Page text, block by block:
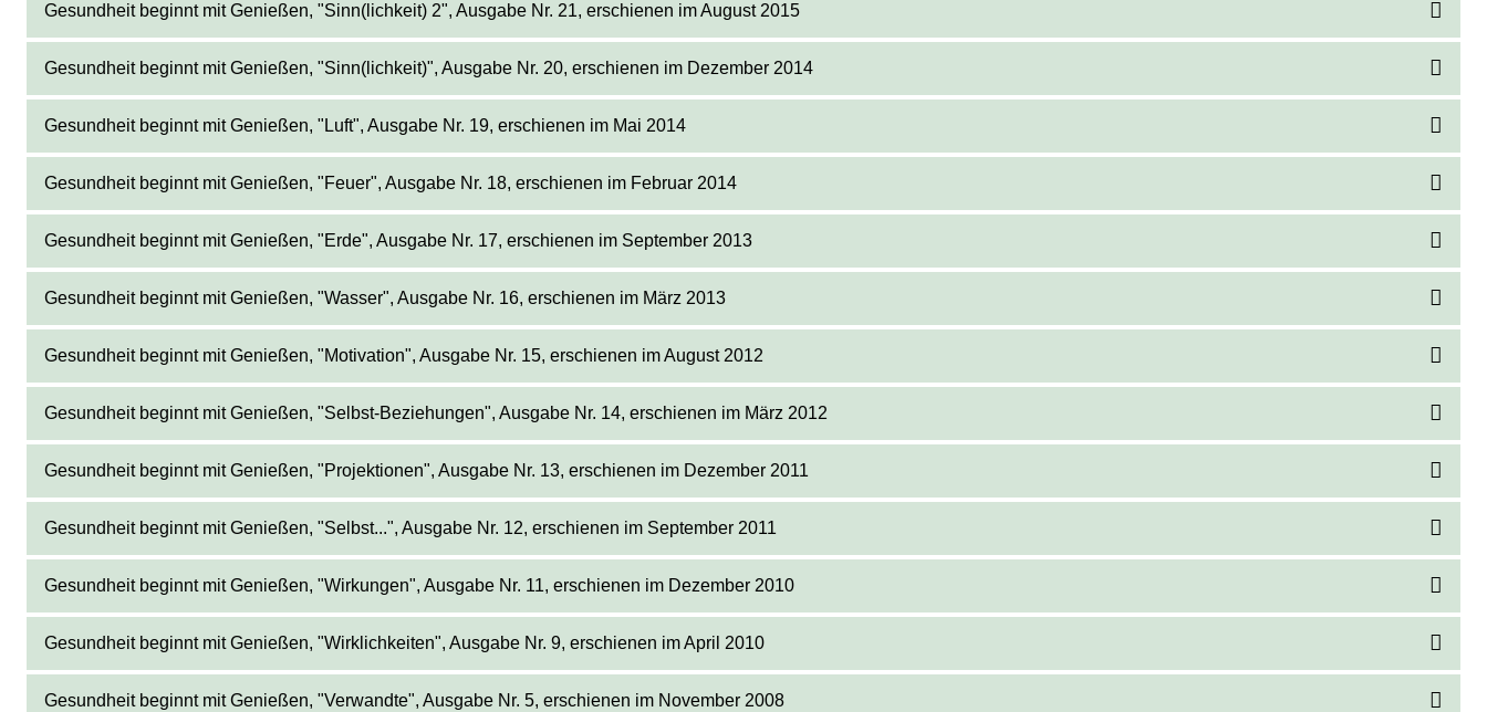
Gesundheit beginnt mit Genießen, "Sinn(lichkeit) 2", Ausgabe Nr. 21, erschienen im August 2015
Gesundheit beginnt mit Genießen, "Sinn(lichkeit)", Ausgabe Nr. 20, erschienen im Dezember 2014
Gesundheit beginnt mit Genießen, "Luft", Ausgabe Nr. 19, erschienen im Mai 2014
Gesundheit beginnt mit Genießen, "Feuer", Ausgabe Nr. 18, erschienen im Februar 2014
Gesundheit beginnt mit Genießen, "Erde", Ausgabe Nr. 17, erschienen im September 2013
Gesundheit beginnt mit Genießen, "Wasser", Ausgabe Nr. 16, erschienen im März 2013
Gesundheit beginnt mit Genießen, "Motivation", Ausgabe Nr. 15, erschienen im August 2012
Gesundheit beginnt mit Genießen, "Selbst-Beziehungen", Ausgabe Nr. 14, erschienen im März 2012
Gesundheit beginnt mit Genießen, "Projektionen", Ausgabe Nr. 13, erschienen im Dezember 2011
Gesundheit beginnt mit Genießen, "Selbst...", Ausgabe Nr. 12, erschienen im September 2011
Gesundheit beginnt mit Genießen, "Wirkungen", Ausgabe Nr. 11, erschienen im Dezember 2010
Gesundheit beginnt mit Genießen, "Wirklichkeiten", Ausgabe Nr. 9, erschienen im April 2010
Gesundheit beginnt mit Genießen, "Verwandte", Ausgabe Nr. 5, erschienen im November 2008